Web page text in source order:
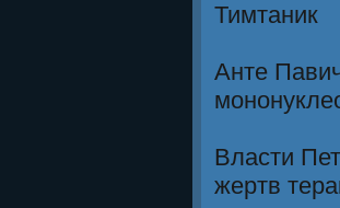
Тимтаник
Анте
Власти
жертв